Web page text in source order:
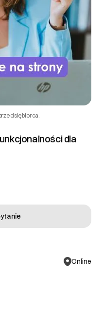
dla
Online